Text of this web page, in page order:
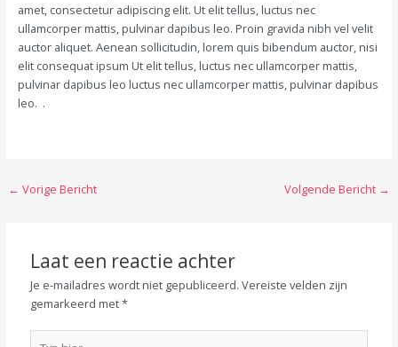
amet, consectetur adipiscing elit. Ut elit tellus, luctus nec
ullamcorper mattis, pulvinar dapibus leo. Proin gravida nibh vel velit
auctor aliquet. Aenean sollicitudin, lorem quis bibendum auctor, nisi
elit consequat ipsum Ut elit tellus, luctus nec ullamcorper mattis,
pulvinar dapibus leo luctus nec ullamcorper mattis, pulvinar dapibus
leo. .
← Vorige Bericht Volgende Bericht →
Laat een reactie achter
Je e-mailadres wordt niet gepubliceerd. Vereiste velden zijn
gemarkeerd met*